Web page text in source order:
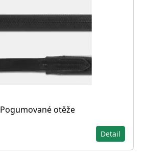
Pogumované otěže
Detail